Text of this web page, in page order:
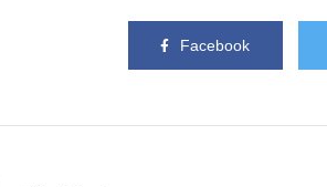
Facebook